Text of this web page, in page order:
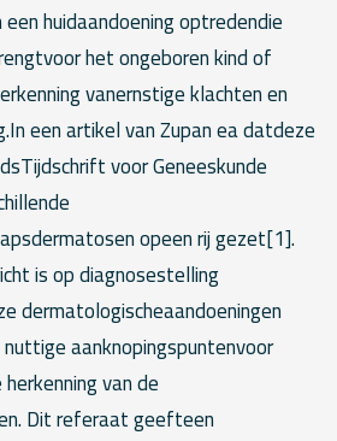
huidaandoening optredendie
het ongeboren kind of
vanernstige klachten en
een artikel van Zupan ea datdeze
voor Geneeskunde
opeen rij gezet[1].
is op diagnosestelling
dermatologischeaandoeningen
aanknopingspuntenvoor
van de
Dit referaat geefteen